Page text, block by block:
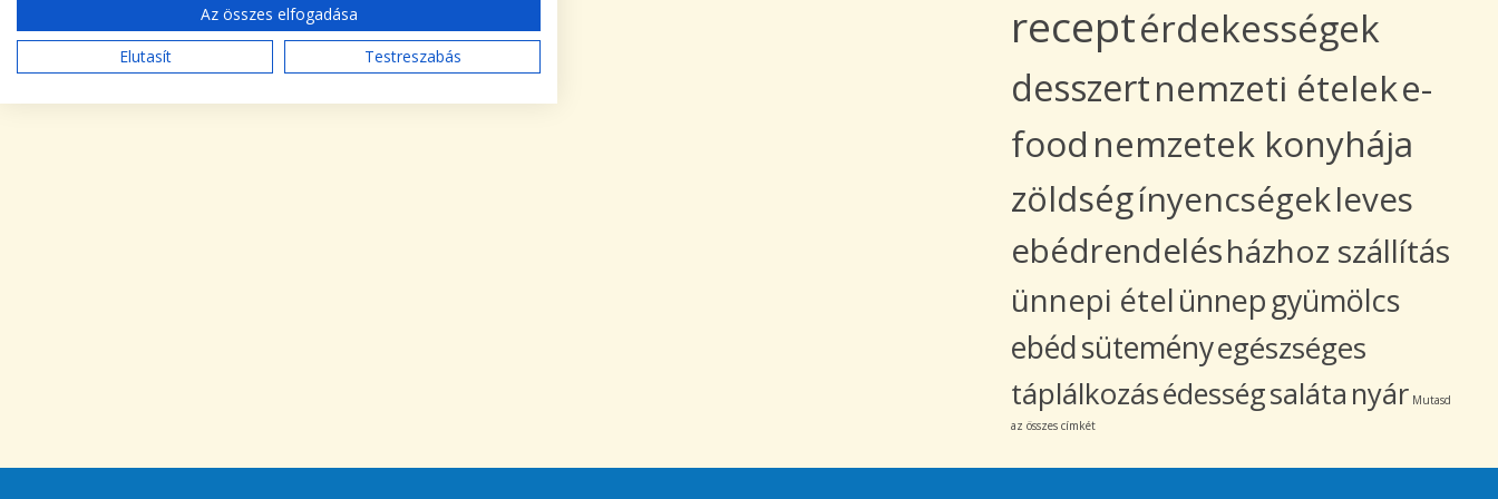
receptérdekességek
desszertnemzeti ételeke-
food nemzetek konyhája
zöldségínyencségekleves
ebédrendelésházhoz szállítás
ünnepi ételünnepgyümölcs
ebédsüteményegészséges
táplálkozásédességsaláta nyár Mutasd
az összes címkét
Az összes elfogadása
Elutasít
Testreszabás